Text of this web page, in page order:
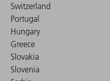
Switzerland
Portugal
Hungary
Greece
Slovakia
Slovenia